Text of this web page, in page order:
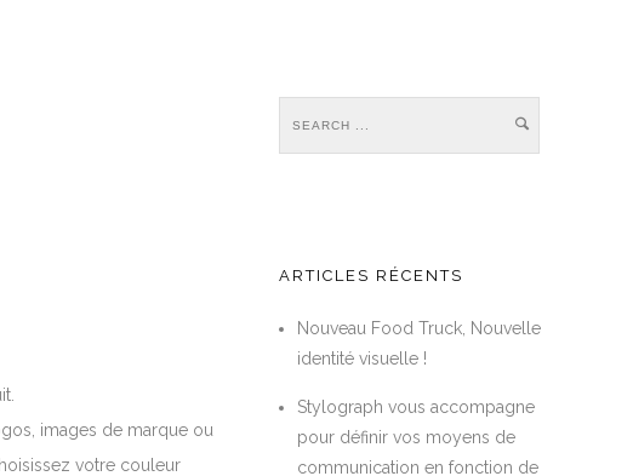
images de marque ou
votre couleur
ARTICLES RÉCENTS
Nouveau Food Truck, Nouvelle
identité visuelle !
Stylograph vous accompagne
pour définir vos moyens de
communication en fonction de